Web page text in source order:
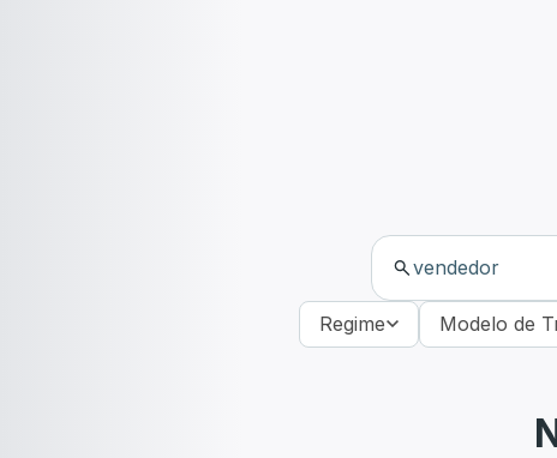
Regime Modelo de